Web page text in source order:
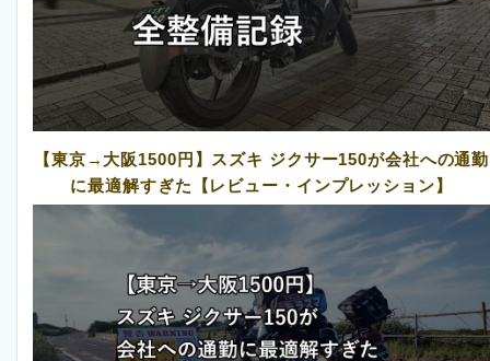
【東京→大阪1500円】スズキ ジクサー150が会社への通勤
に最適解すぎた【レビュー・インプレッション】